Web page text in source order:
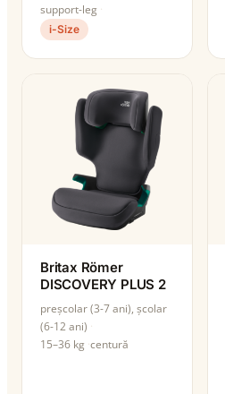
support-leg
i-Size
Britax Römer
DISCOVERY PLUS 2
preșcolar (3-7 ani), școlar
(6-12 ani)
15–36 kg centură